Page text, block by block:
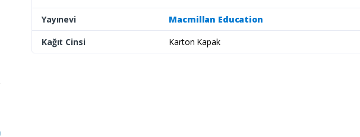
Yayınevi
Macmillan Education
Kağıt Cinsi
Karton Kapak